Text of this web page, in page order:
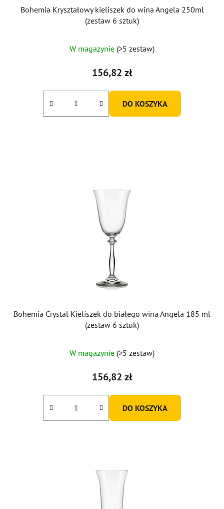
Bohemia Kryształowy kieliszek do wina Angela 250ml
(zestaw 6 sztuk)
W magazynie (>5 zestaw)
156,82 zł
DO KOSZYKA
Bohemia Crystal Kieliszek do białego wina Angela 185 ml
(zestaw 6 sztuk)
ocena
produktu
5,0
W magazynie (>5 zestaw)
156,82 zł
DO KOSZYKA